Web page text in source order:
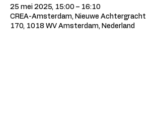
25 mei 2025, 15:00 – 16:10
CREA-Amsterdam, Nieuwe Achtergracht
170, 1018 WV Amsterdam, Nederland